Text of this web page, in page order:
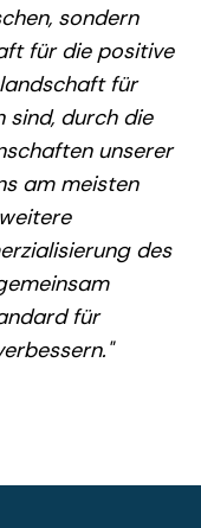
sondern
für die positive
für
sind, durch die
unserer
am meisten
des
für